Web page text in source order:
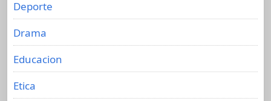
Deporte
Drama
Educacion
Etica